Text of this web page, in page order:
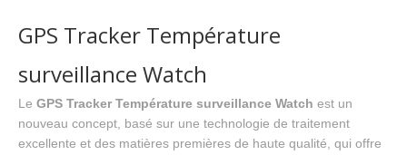
GPS Tracker Température
surveillance Watch
Le GPS Tracker Température surveillance Watch est un
nouveau concept, basé sur une technologie de traitement
excellente et des matières premières de haute qualité, qui offre